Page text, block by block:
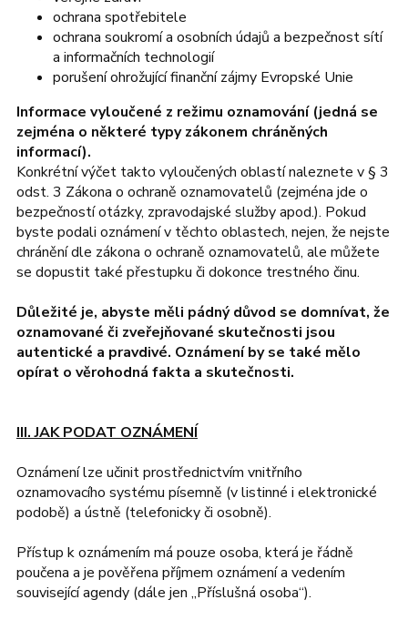
ochrana spotřebitele
ochrana soukromí a osobních údajů a bezpečnost sítí
a informačních technologií
porušení ohrožující finanční zájmy Evropské Unie
Informace vyloučené z režimu oznamování (jedná se
zejména o některé typy zákonem chráněných
informací).
Konkrétní výčet takto vyloučených oblastí naleznete v § 3
odst. 3 Zákona o ochraně oznamovatelů (zejména jde o
bezpečností otázky, zpravodajské služby apod.). Pokud
byste podali oznámení v těchto oblastech, nejen, že nejste
chránění dle zákona o ochraně oznamovatelů, ale můžete
se dopustit také přestupku či dokonce trestného činu.
Důležité je, abyste měli pádný důvod se domnívat, že
oznamované či zveřejňované skutečnosti jsou
autentické a pravdivé. Oznámení by se také mělo
opírat o věrohodná fakta a skutečnosti.
III. JAK PODAT OZNÁMENÍ
Oznámení lze učinit prostřednictvím vnitřního
oznamovacího systému písemně (v listinné i elektronické
podobě) a ústně (telefonicky či osobně).
Přístup k oznámením má pouze osoba, která je řádně
poučena a je pověřena příjmem oznámení a vedením
související agendy (dále jen „Příslušná osoba“).